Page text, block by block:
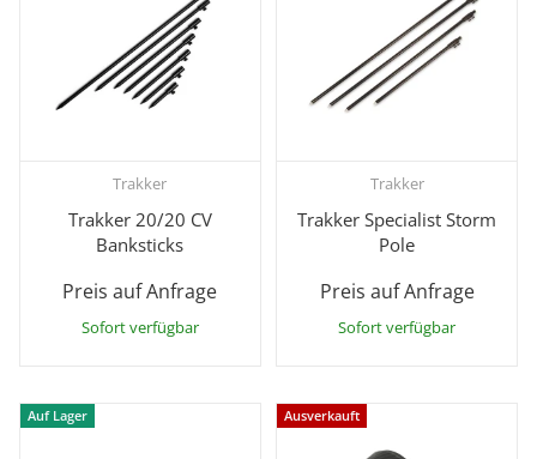
Trakker
Trakker 20/20 CV
Banksticks
Preis auf Anfrage
Sofort verfügbar
Trakker
Trakker Specialist Storm
Pole
Preis auf Anfrage
Sofort verfügbar
Auf Lager Ausverkauft